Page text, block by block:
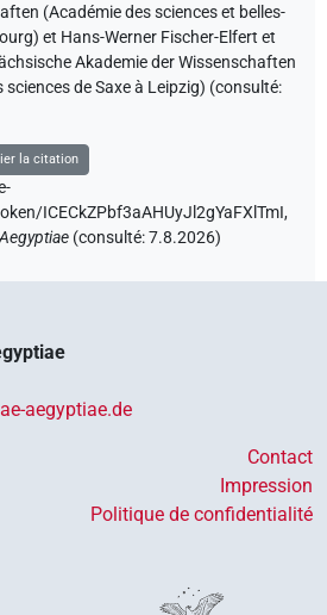
(Académie des sciences et belles-
et Hans-Werner Fischer-Elfert et
Akademie der Wissenschaften
de Saxe à Leipzig) (consulté:
la citation
ICECkZPbf3aAHUyJl2gYaFXlTmI,
(consulté:7.8.2026)
aegyptiae.de
Contact
Impression
Politique de confidentialité